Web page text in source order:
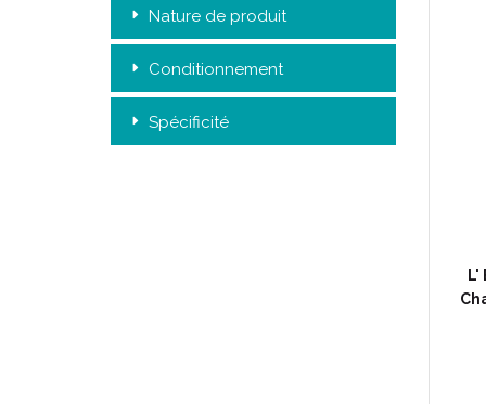
Nature de produit
Conditionnement
Spécificité
L'